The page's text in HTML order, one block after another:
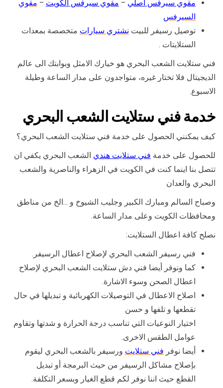
مقوي سيرفس أصلي – مقوي سيرفس الكويت – مقوي
السيرفس
توصيل رسيفر للبيت نشتري سيارات متخصصة بمعدات
الستلايتات .
فني ستلايت الشعب البحري هو خيارك الامثل وبوابتك الى عالم
الديجيتال فلا تختار غيره، متواجدون على مدار الساعة وطيلة
الاسبوع.
خدمة فني ستلايت الشعب البحري
كيف يمكنني الحصول على خدمة فني ستلايت الشعب البحري؟
للحصول على خدمة فني ستلايت هندي الشعب البحري يكفي ان
تتصل بنا اينما كنت في الكويت في الزهراء والناصرية والشعب
البحري والعدان
وصباح السالم ومبارك الكبير وجليب الشيوخ و …الخ من مناطق
ومحافظات الكويت وعلى مدار الساعة.
نصلح كافة اعطال الستلايت:
فني رسيفر الشعب البحري لإصلاح اعطال الرسيفر.
كما ونوفر أيضا فني دش ستلايت الشعب البحري لإصلاح
اعطال الصحن وسوء الاشارة.
اصلاح الاعطال في التوصيلات الكهربائية و تبديلها في حال
تقطعها و تلفها و حسن
اختيار النوعيات التي تناسب درجة الحرارة و شدتها وتقاوم
عوامل الطقس الاخرى.
أيضا نوفر فني ستلايت ورسيفر بالشعب البحري ليقوم
بإصلاح مشاكل الرسيفر من حيث البرمجة أو تبديل
القطع حيث اننا نوفر لكم قطع الغيار وبسعر التكلفة.